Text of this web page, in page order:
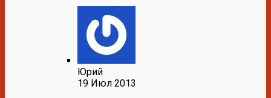
Юрий
19 Июл 2013